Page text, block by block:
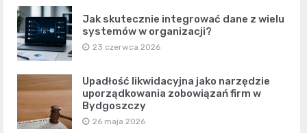
Jak skutecznie integrować dane z wielu
systemów w organizacji?
23 czerwca 2026
Upadłość likwidacyjna jako narzędzie
uporządkowania zobowiązań firm w
Bydgoszczy
26 maja 2026